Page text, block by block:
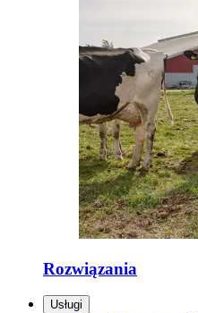
Rozwiązania
Usługi